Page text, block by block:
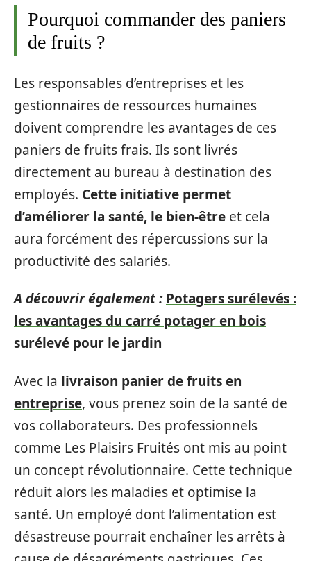
Pourquoi commander des paniers
de fruits ?
Les responsables d’entreprises et les
gestionnaires de ressources humaines
doivent comprendre les avantages de ces
paniers de fruits frais. Ils sont livrés
directement au bureau à destination des
employés. Cette initiative permet
d’améliorer la santé, le bien-être et cela
aura forcément des répercussions sur la
productivité des salariés.
A découvrir également : Potagers surélevés :
les avantages du carré potager en bois
surélevé pour le jardin
Avec la livraison panier de fruits en
entreprise, vous prenez soin de la santé de
vos collaborateurs. Des professionnels
comme Les Plaisirs Fruités ont mis au point
un concept révolutionnaire. Cette technique
réduit alors les maladies et optimise la
santé. Un employé dont l’alimentation est
désastreuse pourrait enchaîner les arrêts à